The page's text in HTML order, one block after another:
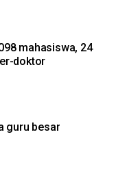
mahasiswa, 24
doktor
guru besar